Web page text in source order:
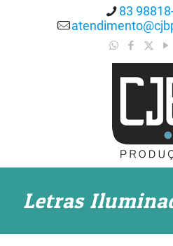
83
Letras